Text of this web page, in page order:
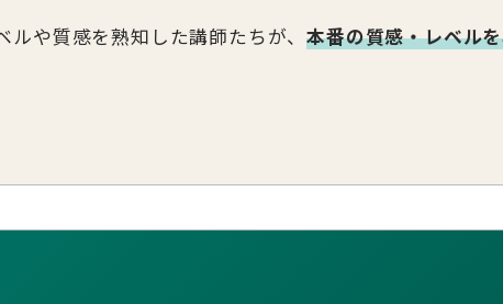
ルや質感を熟知した講師たちが、本番の質感・レベル